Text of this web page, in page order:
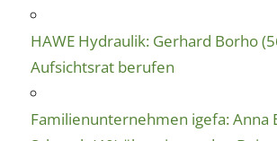
HAWE Hydraulik: Gerhard Borho
Aufsichtsrat berufen
Familienunternehmen igefa: Anna